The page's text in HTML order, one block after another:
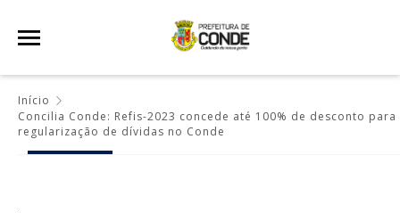
Início
Concilia Conde: Refis-2023 concede até 100% de desconto para
regularização de dívidas no Conde